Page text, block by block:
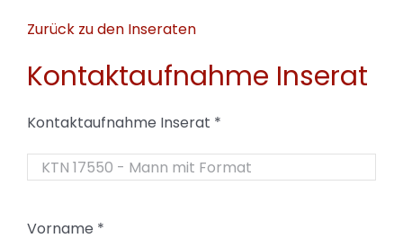
Zurück zu den Inseraten
Kontaktaufnahme Inserat
Kontaktaufnahme Inserat *
Vorname *